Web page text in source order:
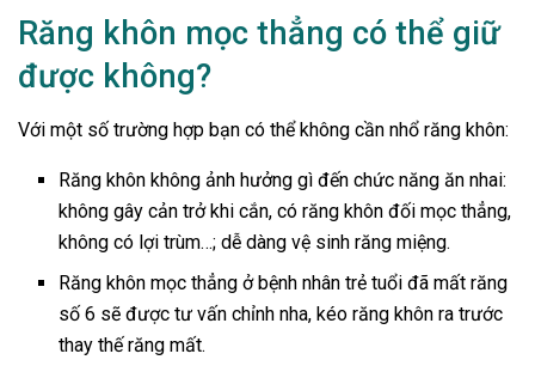
Răng khôn mọc thẳng có thể giữ
được không?
Với một số trường hợp bạn có thể không cần nhổ răng khôn:
Răng khôn không ảnh hưởng gì đến chức năng ăn nhai:
không gây cản trở khi cắn, có răng khôn đối mọc thẳng,
không có lợi trùm…; dễ dàng vệ sinh răng miệng.
Răng khôn mọc thẳng ở bệnh nhân trẻ tuổi đã mất răng
số 6 sẽ được tư vấn chỉnh nha, kéo răng khôn ra trước
thay thế răng mất.